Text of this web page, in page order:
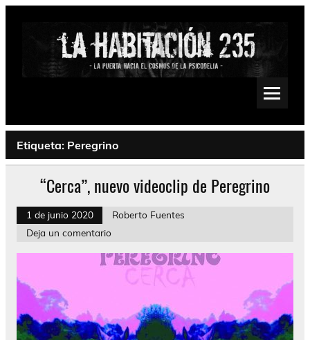
Saltar
Psychedelic, Stoner, Doom, Sludge, Fuzz, Space, Drone
Etiqueta: Peregrino
“Cerca”, nuevo videoclip de Peregrino
1 de junio 2020
Roberto Fuentes
Deja un comentario